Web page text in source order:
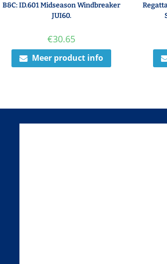
B&C: ID.601 Midseason Windbreaker
JUI60.
€30.65
Meer product info